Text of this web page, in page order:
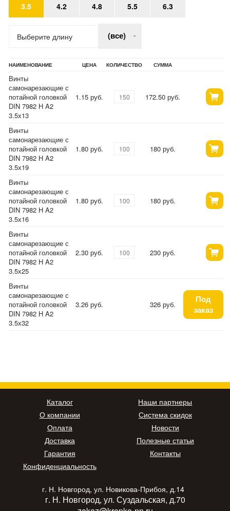
3.5 4.2 4.8 5.5 6.3
Выберите длину (все)
НАИМЕНОВАНИЕ ЦЕНА КОЛИЧЕСТВО СУММА
Винты
самонарезающие с
потайной головкой
DIN 7982 H A2
3.5х13
1.15 руб. 172.50 руб.
Винты
самонарезающие с
потайной головкой
DIN 7982 H A2
3.5х19
1.80 руб. 180 руб.
Винты
самонарезающие с
потайной головкой
DIN 7982 H A2
3.5х16
1.80 руб. 180 руб.
Винты
самонарезающие с
потайной головкой
DIN 7982 H A2
3.5х25
2.30 руб. 230 руб.
Винты
самонарезающие с
потайной головкой
DIN 7982 H A2
3.5х32
3.26 руб. 326 руб.
Под
заказ
Каталог
О компании
Оплата
Доставка
Гарантия
Конфиденциальность
Наши партнеры
Система скидок
Новости
Полезные статьи
Контакты
г. Н. Новгород, ул. Новикова-Прибоя, д.14
г. Н. Новгород, ул. Суздальская, д.70